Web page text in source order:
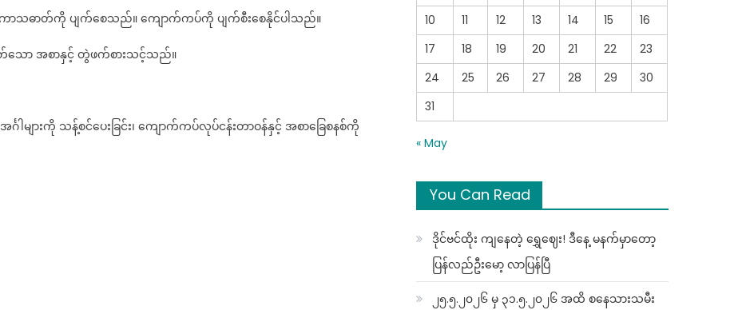
သီး
ကိဳ
ဒီ
လို
အာကာသဓာတ်ကို ပျက်စေသည်။ ကျောက်ကပ်ကို ပျက်စီးစေနိုင်ပါသည်။
သော အစာနှင့် တွဲဖက်စားသင့်သည်။
ဂါများကို သန့်စင်ပေးခြင်း၊ ကျောက်ကပ်လုပ်ငန်းတာဝန်နှင့် အစာခြေစနစ်ကို
10
11 12 13 14 15
16
17
18 19 20 21 22
23
24
25 26 27 28 29
30
31
« May
You Can Read
ဒိုင်ဗင်ထိုး ကျနေတဲ့ ရွှေဈေး! ဒီနေ့ မနက်မှာတော့
ပြန်လည်ဦးမော့ လာပြန်ပြီ
၂၅.၅.၂၀၂၆ မှ ၃၁.၅.၂၀၂၆ အထိ စနေသားသမီး